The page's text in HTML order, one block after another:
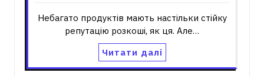
Небагато продуктів мають настільки стійку
репутацію розкоші, як ця. Але…
Читати далі